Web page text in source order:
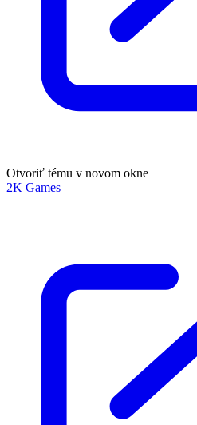
Otvoriť tému v novom okne
2K Games